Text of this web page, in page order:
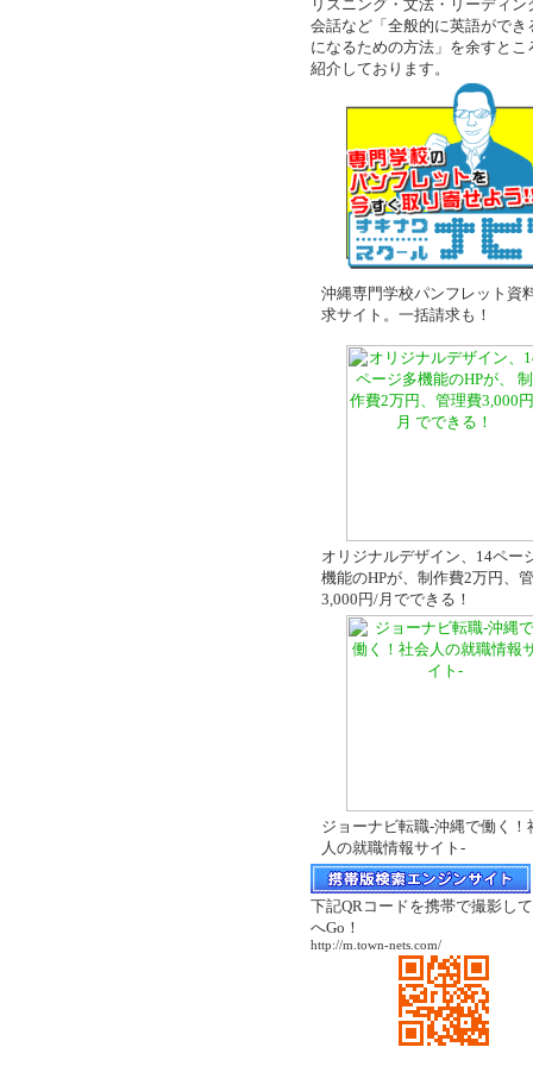
リスニング・文法・リーディン
会話など「全般的に英語ができ
になるための方法」を余すとこ
紹介しております。
沖縄専門学校パンフレット資
求サイト。一括請求も！
オリジナルデザイン、14ペー
機能のHPが、制作費2万円、
3,000円/月でできる！
ジョーナビ転職-沖縄で働く！
人の就職情報サイト-
下記QRコードを携帯で撮影し
へGo！
http://m.town-nets.com/